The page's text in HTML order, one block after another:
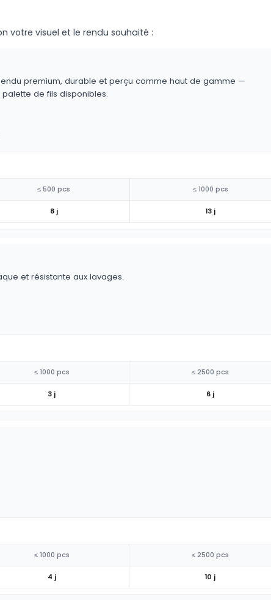
votre visuel et le rendu souhaité :
premium, durable et perçu comme haut de gamme —
de fils disponibles.
≤ 500 pcs ≤ 1000 pcs
8 j 13 j
et résistante aux lavages.
≤ 1000 pcs ≤ 2500 pcs
3 j 6 j
≤ 1000 pcs ≤ 2500 pcs
4 j 10 j